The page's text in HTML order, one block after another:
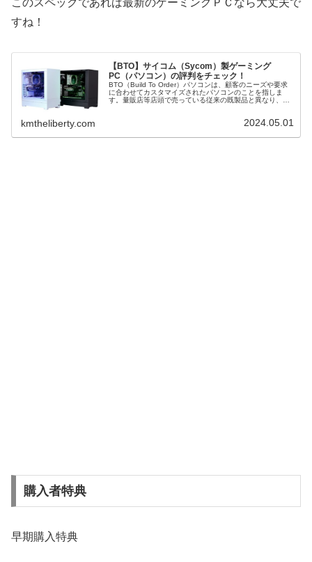
すね！
【BTO】サイコム（Sycom）製ゲーミング
PC（パソコン）の評判をチェック！
BTO（Build To Order）パソコンは、顧客のニーズや要求
に合わせてカスタマイズされたパソコンのことを指しま
す。量販店等店頭で売っている従来の既製品と異なり、
kmtheliberty.com 2024.05.01
購入者特典
早期購入特典